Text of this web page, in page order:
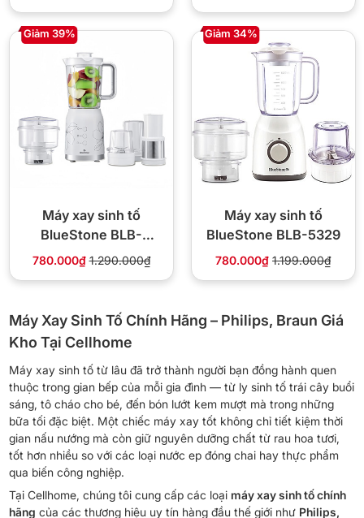
Giảm 39%
Máy xay sinh tố
BlueStone BLB-
5335W 250W 4 cối
780.000₫ 1.290.000₫
Giảm 34%
Máy xay sinh tố
BlueStone BLB-5329
780.000₫ 1.199.000₫
Máy Xay Sinh Tố Chính Hãng – Philips, Braun Giá
Kho Tại Cellhome
Máy xay sinh tố từ lâu đã trở thành người bạn đồng hành quen
thuộc trong gian bếp của mỗi gia đình — từ ly sinh tố trái cây buổi
sáng, tô cháo cho bé, đến bón lướt kem mượt mà trong những
bữa tối đặc biệt. Một chiếc máy xay tốt không chỉ tiết kiệm thời
gian nấu nướng mà còn giữ nguyên dưỡng chất từ ​​​​rau hoa tươi,
tốt hơn nhiều so với các loại nước ep đóng chai hay thực phẩm
qua biến công nghiệp.
Tại Cellhome, chúng tôi cung cấp các loại máy xay sinh tố chính
hãng của các thương hiệu uy tín hàng đầu thế giới như Philips,